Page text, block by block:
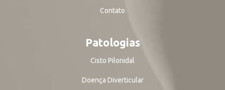
Contato
Patologias
Cisto Pilonidal
Doença Diverticular